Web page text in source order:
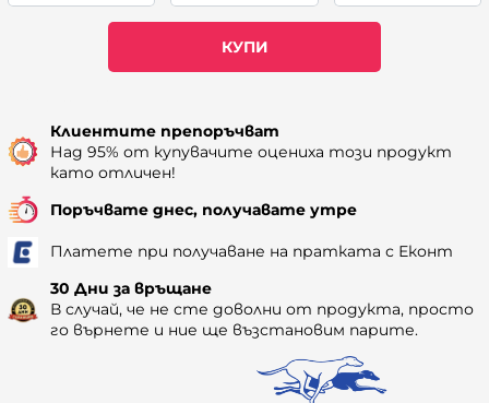
КУПИ
Клиентите препоръчват
Над 95% от купувачите оцениха този продукт
като отличен!
Поръчвате днес, получавате утре
Платете при получаване на пратката с Еконт
30 Дни за връщане
В случай, че не сте доволни от продукта, просто
го върнете и ние ще възстановим парите.